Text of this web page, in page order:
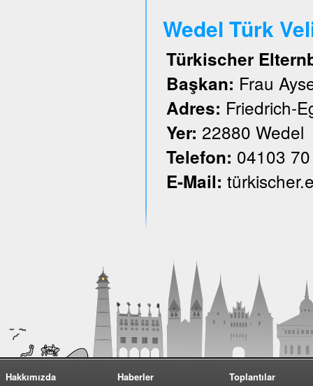
Wedel Türk
Türkischer
Başkan: Frau
Adres: Friedrich-
Yer: 22880 Wedel
Telefon: 04103
E-Mail:
Hakkımızda
Haberler
Toplantılar